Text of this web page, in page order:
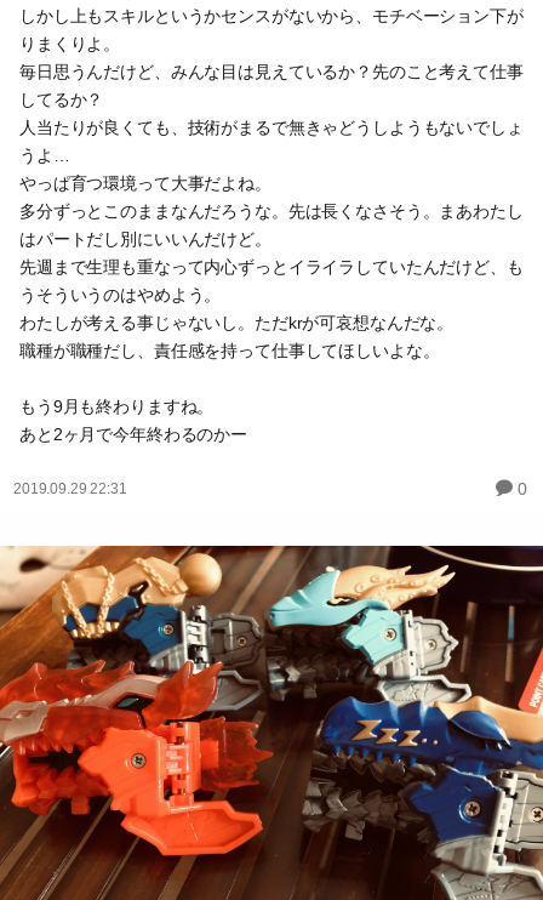
しかし上もスキルというかセンスがないから、モチベーション下が
りまくりよ。
毎日思うんだけど、みんな目は見えているか？先のこと考えて仕事
してるか？
人当たりが良くても、技術がまるで無きゃどうしようもないでしょ
うよ…
やっぱ育つ環境って大事だよね。
多分ずっとこのままなんだろうな。先は長くなさそう。まあわたし
はパートだし別にいいんだけど。
先週まで生理も重なって内心ずっとイライラしていたんだけど、も
うそういうのはやめよう。
わたしが考える事じゃないし。ただkrが可哀想なんだな。
職種が職種だし、責任感を持って仕事してほしいよな。
もう9月も終わりますね。
あと2ヶ月で今年終わるのかー
2019.09.29 22:31 0